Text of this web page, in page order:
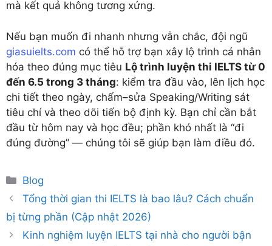
mà kết quả không tương xứng.
Nếu bạn muốn đi nhanh nhưng vẫn chắc, đội ngũ
giasuielts.com có thể hỗ trợ bạn xây lộ trình cá nhân
hóa theo đúng mục tiêu Lộ trình luyện thi IELTS từ 0
đến 6.5 trong 3 tháng: kiểm tra đầu vào, lên lịch học
chi tiết theo ngày, chấm–sửa Speaking/Writing sát
tiêu chí và theo dõi tiến bộ định kỳ. Bạn chỉ cần bắt
đầu từ hôm nay và học đều; phần khó nhất là “đi
đúng đường” — chúng tôi sẽ giúp bạn làm điều đó.
Categories
Blog
Tổng thời gian thi IELTS là bao lâu? Cách chuẩn
bị từng phần (Cập nhật 2026)
Kinh nghiệm luyện IELTS tại nhà cho người bận